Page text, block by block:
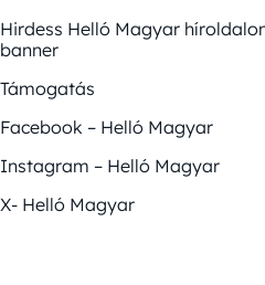
Hirdess Helló Magyar
banner
Támogatás
Facebook – Helló Magyar
Instagram – Helló Magyar
X- Helló Magyar